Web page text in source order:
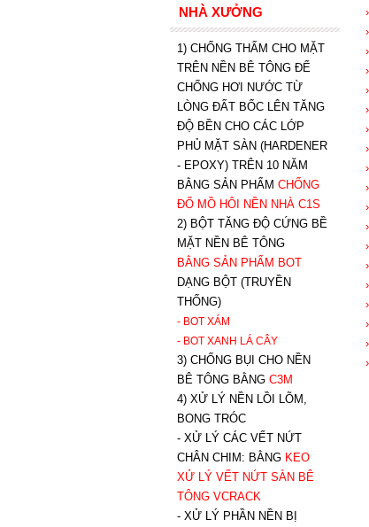
NHÀ XƯỞNG
1) CHỐNG THẤM CHO MẶT
TRÊN NỀN BÊ TÔNG ĐỂ
CHỐNG HƠI NƯỚC TỪ
LÒNG ĐẤT BỐC LÊN TĂNG
ĐỘ BỀN CHO CÁC LỚP
PHỦ MẶT SÀN (HARDENER
- EPOXY) TRÊN 10 NĂM
BẰNG SẢN PHẨM CHỐNG
ĐỔ MỒ HÔI NỀN NHÀ C1S
2) BỘT TĂNG ĐỘ CỨNG BỀ
MẶT NỀN BÊ TÔNG
BẰNG SẢN PHẨM BOT
DẠNG BỘT (TRUYỀN
THỐNG)
- BOT XÁM
- BOT XANH LÁ CÂY
3) CHỐNG BỤI CHO NỀN
BÊ TÔNG BẰNG C3M
4) XỬ LÝ NỀN LỒI LÕM,
BONG TRÓC
- XỬ LÝ CÁC VẾT NỨT
CHÂN CHIM: BẰNG KEO
XỬ LÝ VẾT NỨT SÀN BÊ
TÔNG VCRACK
- XỬ LÝ PHẦN NỀN BỊ